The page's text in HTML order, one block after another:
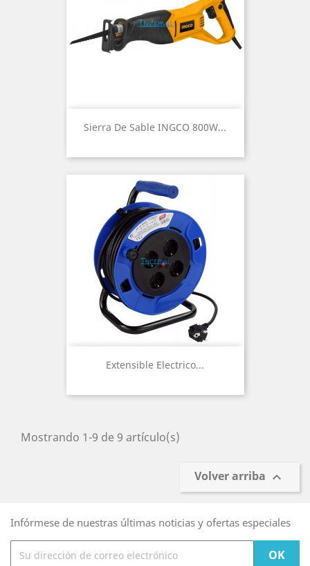
Sierra De Sable INGCO 800W...
Extensible Electrico...
Mostrando 1-9 de 9 artículo(s)
Volver arriba 
Infórmese de nuestras últimas noticias y ofertas especiales